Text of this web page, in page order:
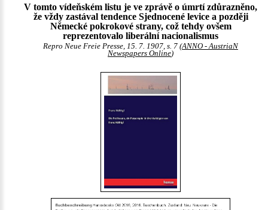
V tomto vídeňském listu je ve zprávě o úmrtí zdůrazněno,
že vždy zastával tendence Sjednocené levice a později
Německé pokrokové strany, což tehdy ovšem
reprezentovalo liberální nacionalismus
Repro Neue Freie Presse, 15. 7. 1907, s. 7 (ANNO - AustriaN
Newspapers Online)